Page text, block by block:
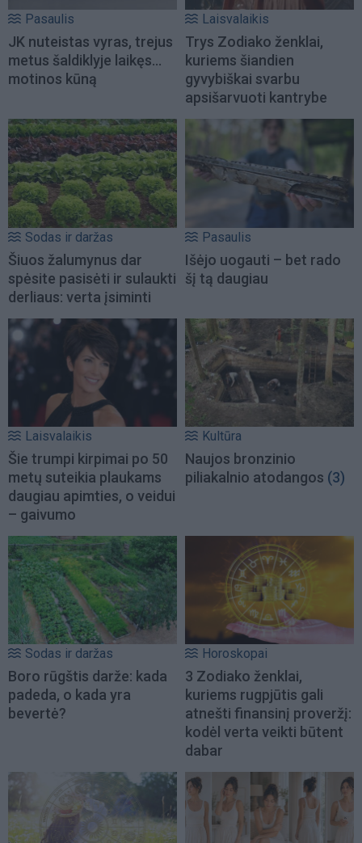
Pasaulis
JK nuteistas vyras, trejus
metus šaldiklyje laikęs...
motinos kūną
Laisvalaikis
Trys Zodiako ženklai,
kuriems šiandien
gyvybiškai svarbu
apsišarvuoti kantrybe
Sodas ir daržas
Šiuos žalumynus dar
spėsite pasisėti ir sulaukti
derliaus: verta įsiminti
Pasaulis
Išėjo uogauti – bet rado
šį tą daugiau
Laisvalaikis
Šie trumpi kirpimai po 50
metų suteikia plaukams
daugiau apimties, o veidui
– gaivumo
Kultūra
Naujos bronzinio
piliakalnio atodangos (3)
Sodas ir daržas
Boro rūgštis darže: kada
padeda, o kada yra
bevertė?
Horoskopai
3 Zodiako ženklai,
kuriems rugpjūtis gali
atnešti finansinį proveržį:
kodėl verta veikti būtent
dabar